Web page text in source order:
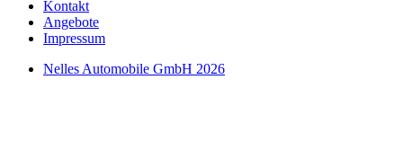
Kontakt
Angebote
Impressum
Nelles Automobile GmbH 2026